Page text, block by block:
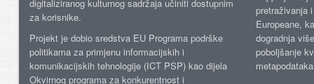
digitaliziranog kulturnog sadržaja učiniti dostupnim
za korisnike.
Projekt je dobio sredstva EU Programa podrške
politikama za primjenu informacijskih i
komunikacijskih tehnologije (ICT PSP) kao dijela
Okvirnog programa za konkurentnost i
pretraživanja
Europeane,
dogradnja
poboljšanje